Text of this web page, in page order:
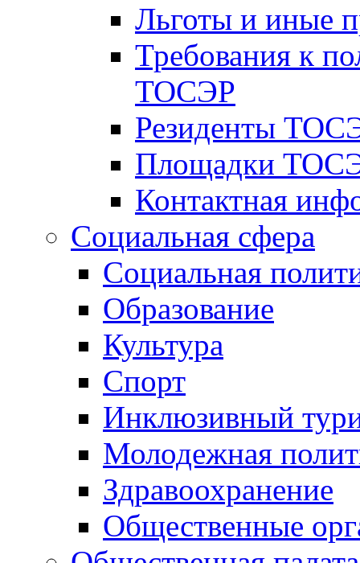
Льготы и иные
Требования к
ТОСЭР
Резиденты
Площадки
Контактная
Социальная сфера
Социальная
Образование
Культура
Спорт
Инклюзивный
Молодежная
Здравоохранение
Общественные